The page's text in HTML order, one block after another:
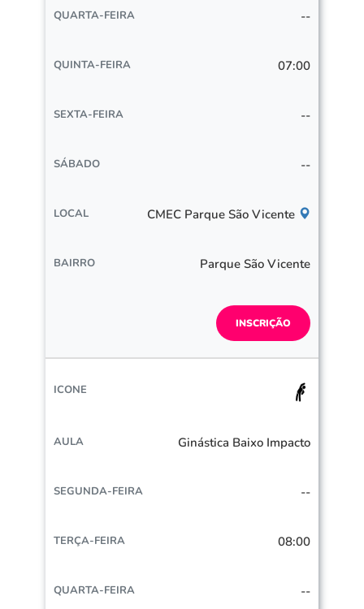
--
07:00
--
--
CMEC Parque São Vicente
Parque São Vicente
INSCRIÇÃO
Ginástica Baixo Impacto
--
08:00
--